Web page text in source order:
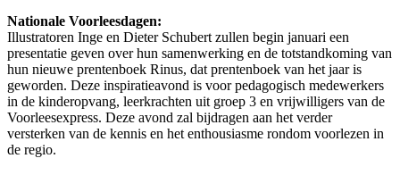
Nationale Voorleesdagen:
Illustratoren Inge en Dieter Schubert zullen begin januari een
presentatie geven over hun samenwerking en de totstandkoming van
hun nieuwe prentenboek Rinus, dat prentenboek van het jaar is
geworden. Deze inspiratieavond is voor pedagogisch medewerkers
in de kinderopvang, leerkrachten uit groep 3 en vrijwilligers van de
Voorleesexpress. Deze avond zal bijdragen aan het verder
versterken van de kennis en het enthousiasme rondom voorlezen in
de regio.